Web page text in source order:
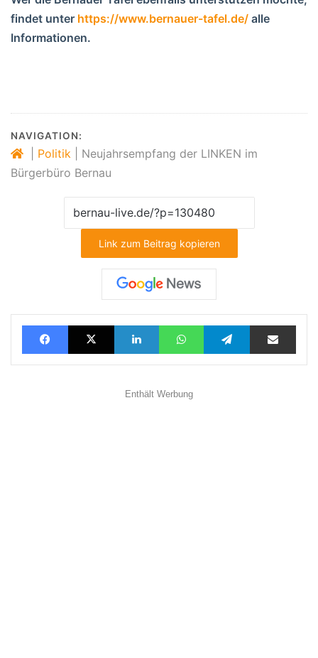
findet unter https://www.bernauer-tafel.de/ alle
Informationen.
NAVIGATION:
Politik
Neujahrsempfang der LINKEN im
Bürgerbüro Bernau
Link zum Beitrag kopieren
FacebookX LinkedInWhatsAppTelegramTeilen via E-Mail
Enthält Werbung